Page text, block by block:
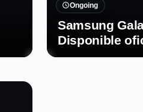
Ongoing
Samsung
Disponible